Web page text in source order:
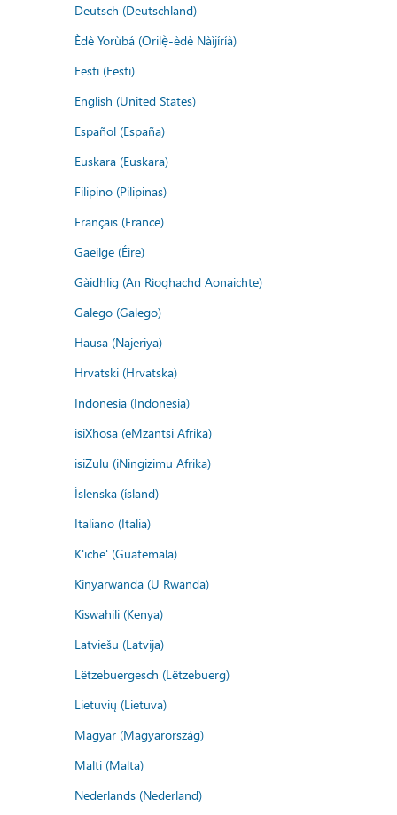
Deutsch (Deutschland)
Èdè Yorùbá (Orilẹ̀-èdè Nàìjíríà)
Eesti (Eesti)
English (United States)
Español (España)
Euskara (Euskara)
Filipino (Pilipinas)
Français (France)
Gaeilge (Éire)
Gàidhlig (An Rìoghachd Aonaichte)
Galego (Galego)
Hausa (Najeriya)
Hrvatski (Hrvatska)
Indonesia (Indonesia)
isiXhosa (eMzantsi Afrika)
isiZulu (iNingizimu Afrika)
Íslenska (ísland)
Italiano (Italia)
K'iche' (Guatemala)
Kinyarwanda (U Rwanda)
Kiswahili (Kenya)
Latviešu (Latvija)
Lëtzebuergesch (Lëtzebuerg)
Lietuvių (Lietuva)
Magyar (Magyarország)
Malti (Malta)
Nederlands (Nederland)